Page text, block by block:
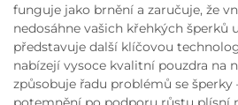
funguje jako brnění a zaručuje, že
nedosáhne vašich křehkých šperků
představuje další klíčovou
nabízejí vysoce kvalitní pouzdra na
způsobuje řadu problémů se šperky